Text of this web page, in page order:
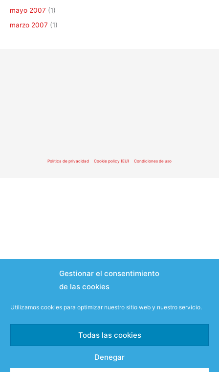
mayo 2007 (1)
marzo 2007 (1)
Política de privacidad Cookie policy (EU) Condiciones de uso
Gestionar el consentimiento
de las cookies
Utilizamos cookies para optimizar nuestro sitio web y nuestro servicio.
Todas las cookies
Denegar